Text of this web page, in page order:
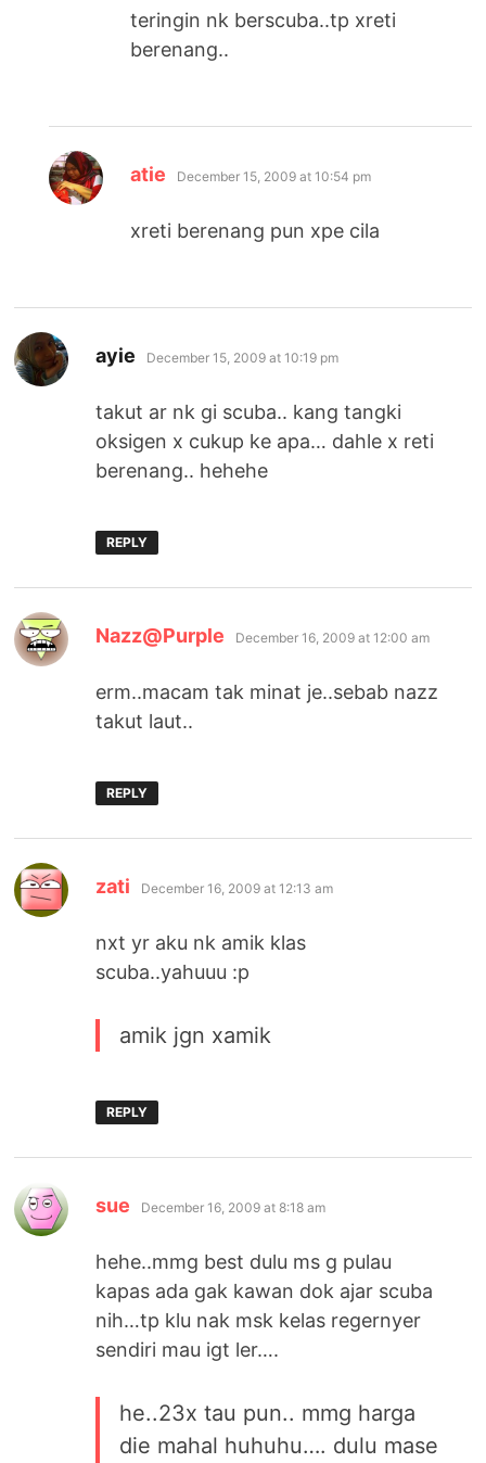
teringin nk berscuba..tp xreti
berenang..
atie says:
December 15, 2009 at 10:54 pm
xreti berenang pun xpe cila
ayie says:
December 15, 2009 at 10:19 pm
takut ar nk gi scuba.. kang tangki
oksigen x cukup ke apa… dahle x reti
berenang.. hehehe
REPLY
Nazz@Purple says:
December 16, 2009 at 12:00 am
erm..macam tak minat je..sebab nazz
takut laut..
REPLY
zati says:
December 16, 2009 at 12:13 am
nxt yr aku nk amik klas
scuba..yahuuu :p
amik jgn xamik
REPLY
sue says:
December 16, 2009 at 8:18 am
hehe..mmg best dulu ms g pulau
kapas ada gak kawan dok ajar scuba
nih…tp klu nak msk kelas regernyer
sendiri mau igt ler….
he..23x tau pun.. mmg harga
die mahal huhuhu…. dulu mase